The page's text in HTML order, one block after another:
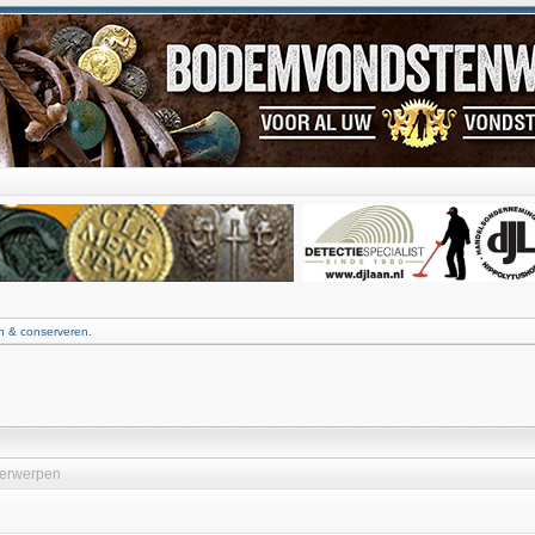
& conserveren.